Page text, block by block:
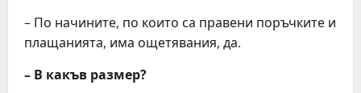
– По начините, по които са правени поръчките и
плащанията, има ощетявания, да.
– В какъв размер?